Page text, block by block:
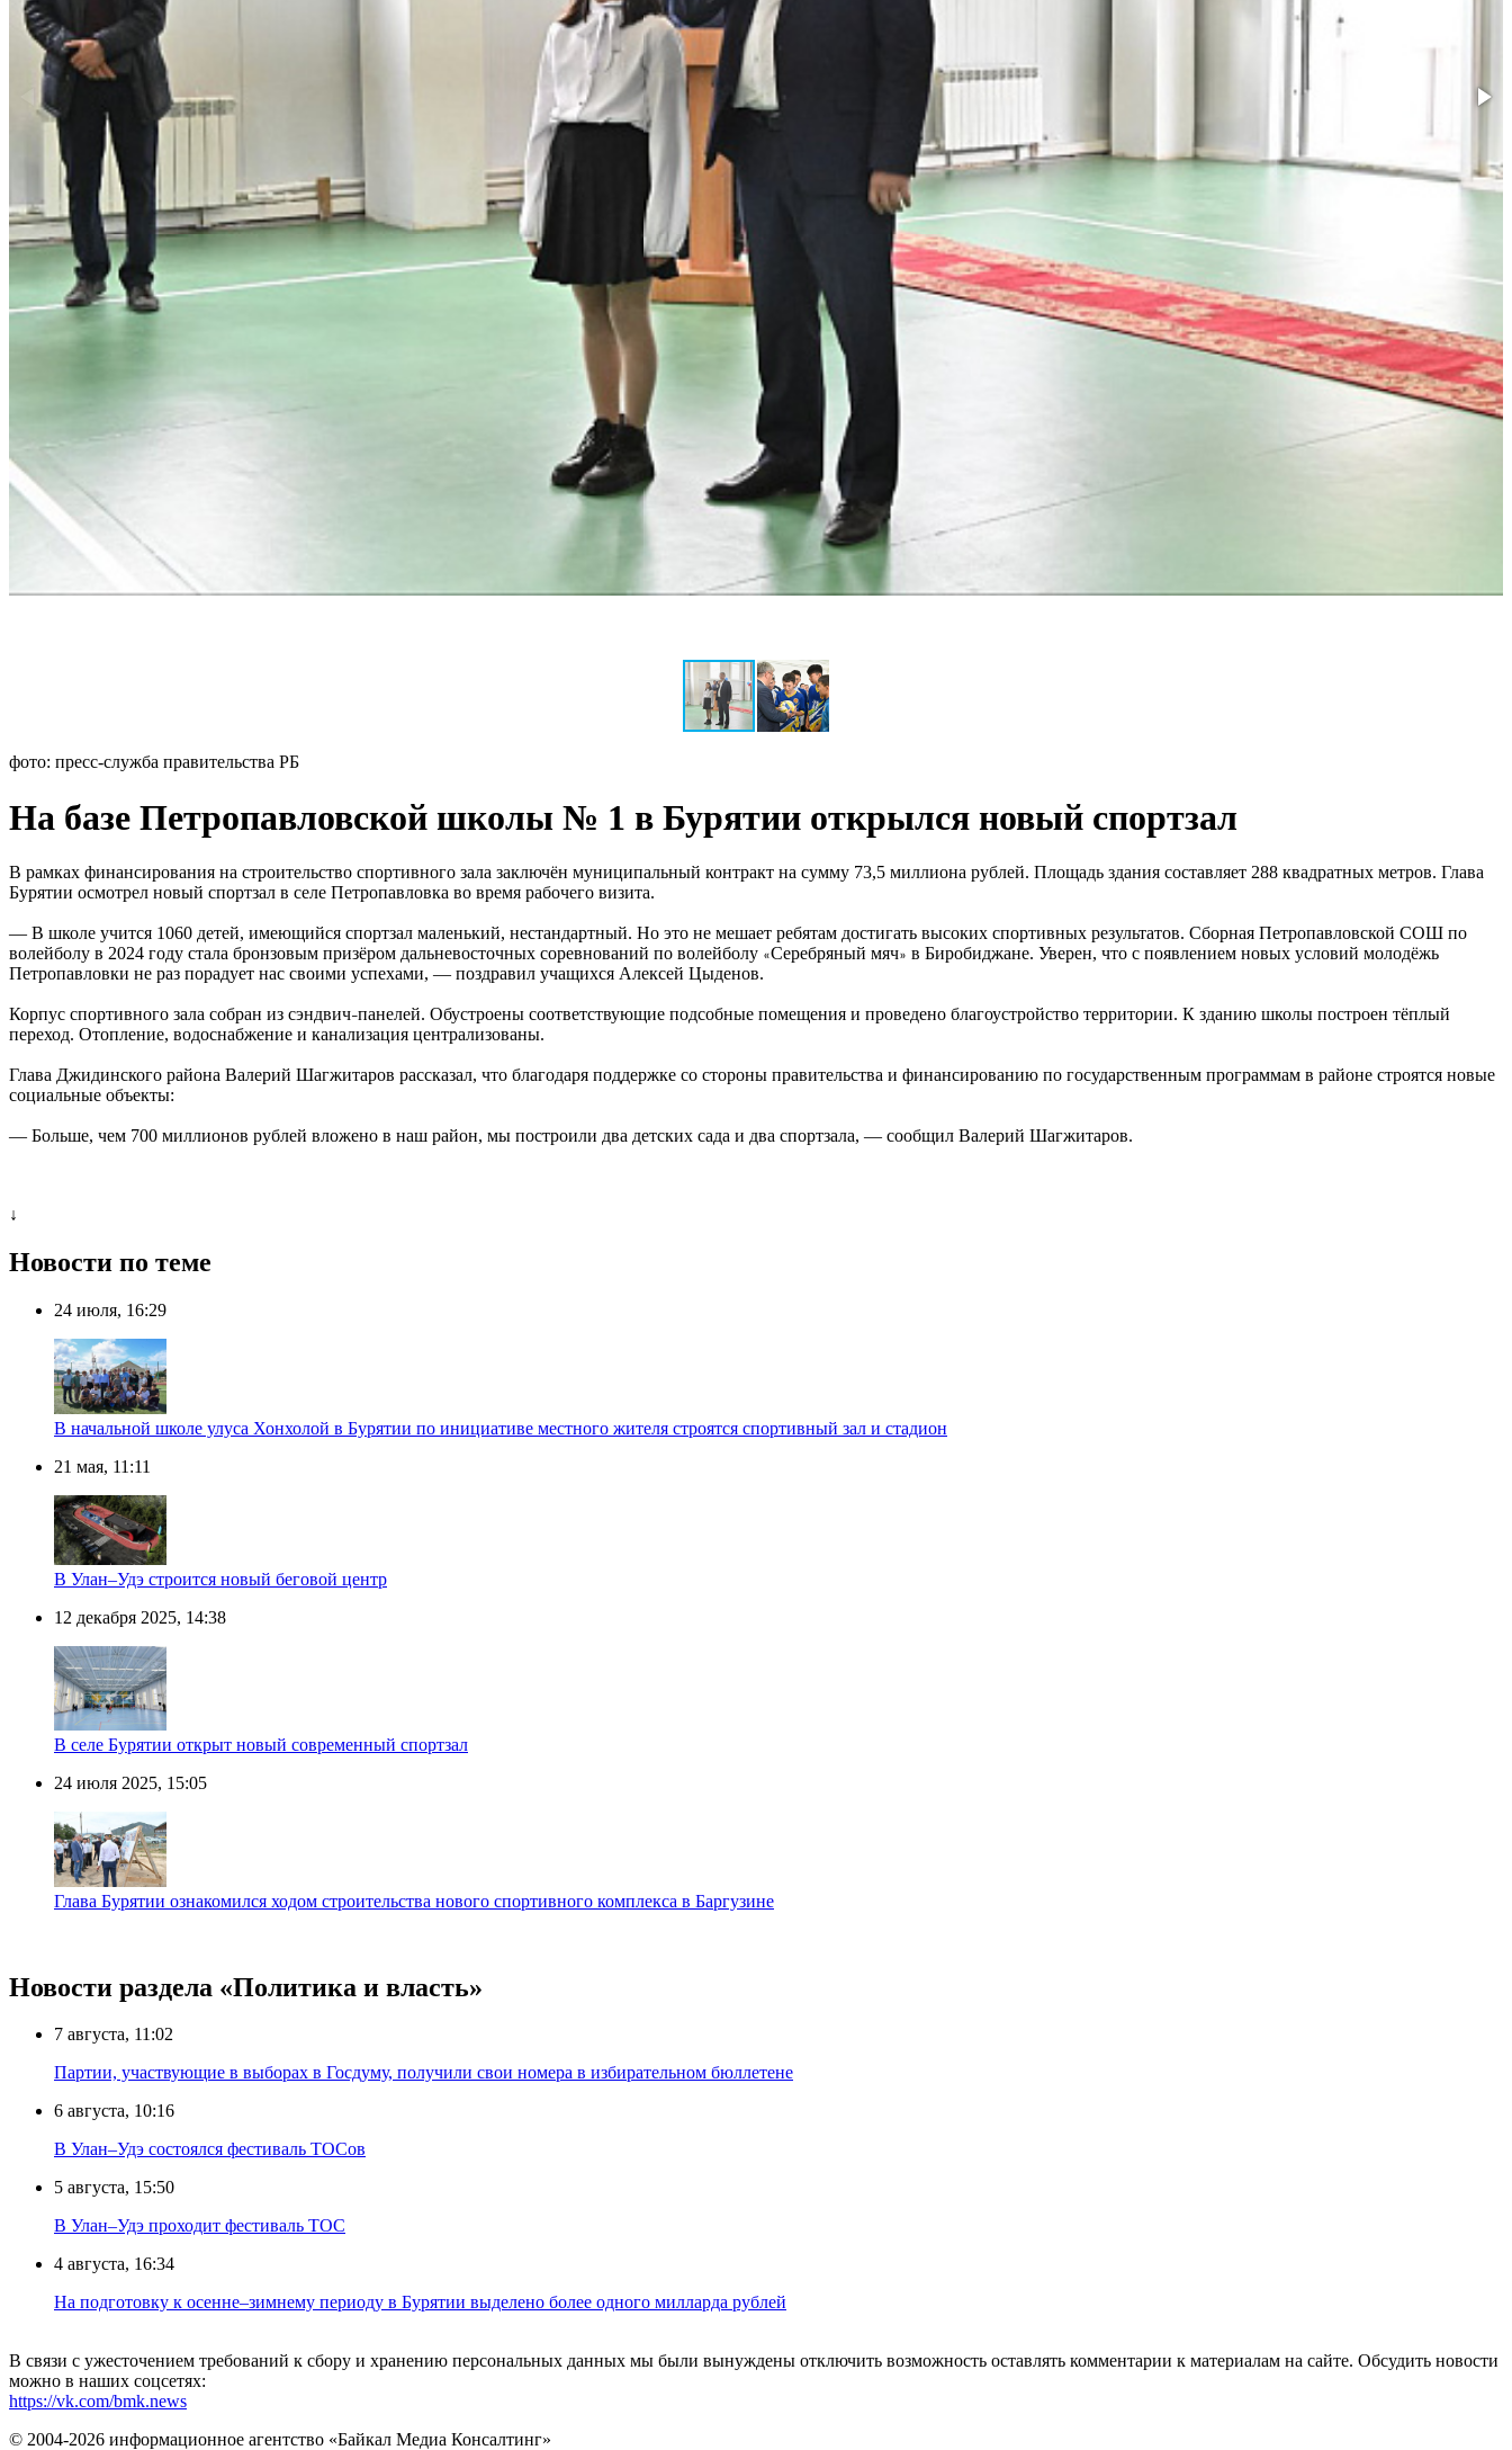
фото: пресс-служба правительства РБ
На базе Петропавловской школы № 1 в Бурятии открылся новый спортзал
В рамках финансирования на строительство спортивного зала заключён муниципальный контракт на сумму 73,5 миллиона рублей. Площадь здания составляет 288 квадратных метров. Глава
Бурятии осмотрел новый спортзал в селе Петропавловка во время рабочего визита.
— В школе учится 1060 детей, имеющийся спортзал маленький, нестандартный. Но это не мешает ребятам достигать высоких спортивных результатов. Сборная Петропавловской СОШ по
волейболу в 2024 году стала бронзовым призёром дальневосточных соревнований по волейболу «Серебряный мяч» в Биробиджане. Уверен, что с появлением новых условий молодёжь
Петропавловки не раз порадует нас своими успехами, — поздравил учащихся Алексей Цыденов.
Корпус спортивного зала собран из сэндвич–панелей. Обустроены соответствующие подсобные помещения и проведено благоустройство территории. К зданию школы построен тёплый
переход. Отопление, водоснабжение и канализация централизованы.
Глава Джидинского района Валерий Шагжитаров рассказал, что благодаря поддержке со стороны правительства и финансированию по государственным программам в районе строятся новые
социальные объекты:
— Больше, чем 700 миллионов рублей вложено в наш район, мы построили два детских сада и два спортзала, — сообщил Валерий Шагжитаров.
↓
Новости по теме
24 июля, 16:29
В начальной школе улуса Хонхолой в Бурятии по инициативе местного жителя строятся спортивный зал и стадион
21 мая, 11:11
В Улан–Удэ строится новый беговой центр
12 декабря 2025, 14:38
В селе Бурятии открыт новый современный спортзал
24 июля 2025, 15:05
Глава Бурятии ознакомился ходом строительства нового спортивного комплекса в Баргузине
Новости раздела «Политика и власть»
7 августа, 11:02
Партии, участвующие в выборах в Госдуму, получили свои номера в избирательном бюллетене
6 августа, 10:16
В Улан–Удэ состоялся фестиваль ТОСов
5 августа, 15:50
В Улан–Удэ проходит фестиваль ТОС
4 августа, 16:34
На подготовку к осенне–зимнему периоду в Бурятии выделено более одного милларда рублей
В связи с ужесточением требований к сбору и хранению персональных данных мы были вынуждены отключить возможность оставлять комментарии к материалам на сайте. Обсудить новости
можно в наших соцсетях:
https://vk.com/bmk.news
© 2004-2026 информационное агентство «Байкал Медиа Консалтинг»